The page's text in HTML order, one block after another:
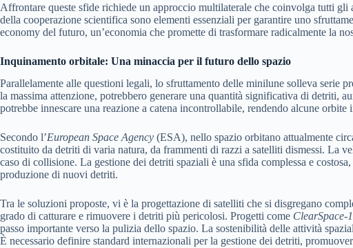
Affrontare queste sfide richiede un approccio multilaterale che coinvolga tutti
della cooperazione scientifica sono elementi essenziali per garantire uno
economy del futuro, un’economia che promette di trasformare radicalmente la
Inquinamento orbitale: Una minaccia per il futuro dello spazio
Parallelamente alle questioni legali, lo sfruttamento delle minilune solleva serie
la massima attenzione, potrebbero generare una quantità significativa di detriti,
potrebbe innescare una reazione a catena incontrollabile, rendendo alcune
Secondo l’European Space Agency (ESA), nello spazio orbitano attualmente
costituito da detriti di varia natura, da frammenti di razzi a satelliti dismessi. La
caso di collisione. La gestione dei detriti spaziali è una sfida complessa e
produzione di nuovi detriti.
Tra le soluzioni proposte, vi è la progettazione di satelliti che si disgregano
grado di catturare e rimuovere i detriti più pericolosi. Progetti come ClearSpace-1
passo importante verso la pulizia dello spazio. La sostenibilità delle attività
È necessario definire standard internazionali per la gestione dei detriti,